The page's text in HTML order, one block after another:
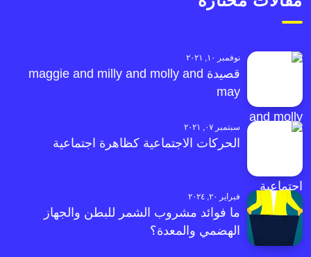
نوفمبر ١٠, ٢٠٢١
قصيدة maggie and milly and molly and
may
سبتمبر ٠٧, ٢٠٢١
الحركات الاجتماعية كظاهرة اجتماعية
فبراير ٢٠, ٢٠٢٤
ما فوائد مشروب الشمر للبطن والجهاز
الهضمي والمعدة؟